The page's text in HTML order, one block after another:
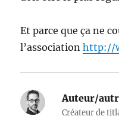
Et parce que ça ne
l’associationhttp://
Auteur/
Créateur de